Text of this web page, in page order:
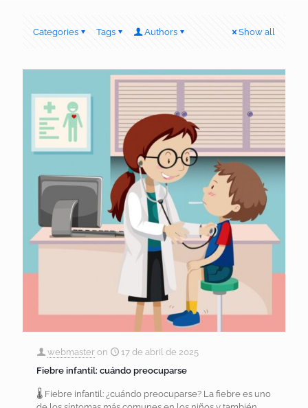
Categories Tags Authors Show all
webmaster on
17 de abril de 2025
Fiebre infantil: cuándo preocuparse
🌡️ Fiebre infantil: ¿cuándo preocuparse? La fiebre es uno